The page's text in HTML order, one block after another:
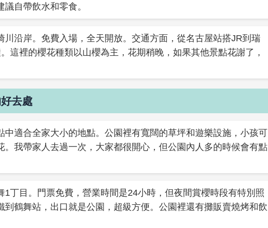
自帶飲水和零食。
川沿岸。免費入場，全天開放。交通方面，從名古屋站搭JR到瑞
這裡的櫻花種類以山櫻為主，花期稍晚，如果其他景點花謝了，
去處
中適合全家大小的地點。公園裡有寬闊的草坪和遊樂設施，小孩可
。我帶家人去過一次，大家都很開心，但公園內人多的時候會有點
1丁目。門票免費，營業時間是24小時，但夜間賞櫻時段有特別照
到鶴舞站，出口就是公園，超級方便。公園裡還有攤販賣燒烤和飲